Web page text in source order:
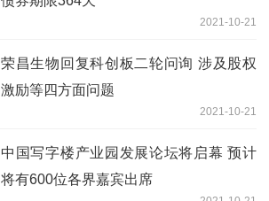
2021-10-21
荣昌生物回复科创板二轮问询 涉及股权
激励等四方面问题
2021-10-21
中国写字楼产业园发展论坛将启幕 预计
将有600位各界嘉宾出席